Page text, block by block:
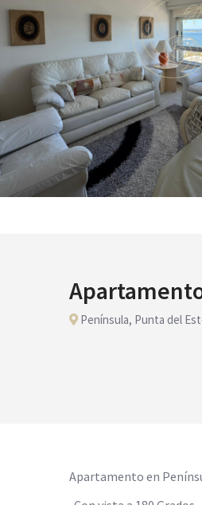
Península, Punta del
Apartamento en